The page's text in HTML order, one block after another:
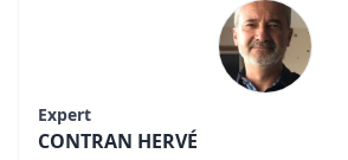
Expert
CONTRAN HERVÉ